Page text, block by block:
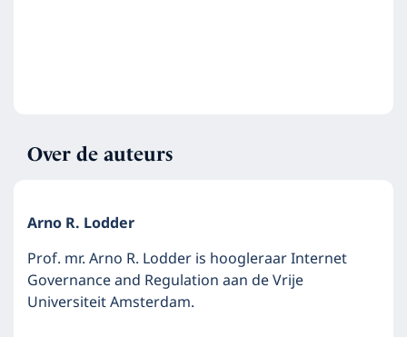
Over de auteurs
Arno R. Lodder
Prof. mr. Arno R. Lodder is hoogleraar Internet
Governance and Regulation aan de Vrije
Universiteit Amsterdam.